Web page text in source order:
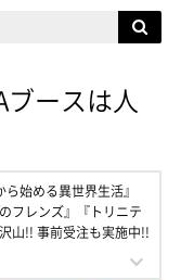
ブースは人
始める異世界生活』
フレンズ』『トリニテ
山!! 事前受注も実施中!!